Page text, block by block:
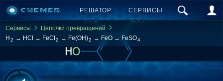
РЕШАТОР СЕРВИСЫ
Сервисы
Цепочки превращений
H 2 → HCl → FeCl 2 → Fe(OH)2 → FeO → FeSO4